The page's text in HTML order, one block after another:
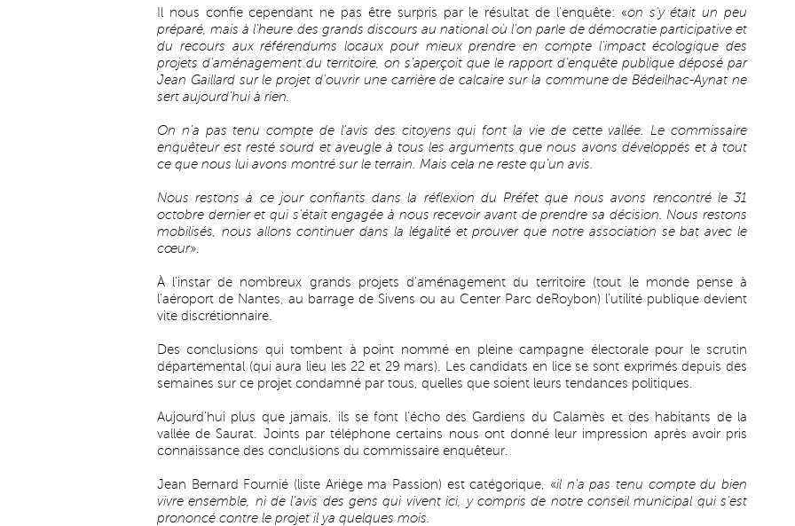
Il nous confie cependant ne pas être surpris par le résultat de l’enquête: «on s’y était un peu
préparé, mais à l’heure des grands discours au national où l’on parle de démocratie participative et
du recours aux référendums locaux pour mieux prendre en compte l’impact écologique des
projets d’aménagement du territoire, on s’aperçoit que le rapport d’enquête publique déposé par
Jean Gaillard sur le projet d’ouvrir une carrière de calcaire sur la commune de Bédeilhac-Aynat ne
sert aujourd’hui à rien.
On n’a pas tenu compte de l’avis des citoyens qui font la vie de cette vallée. Le commissaire
enquêteur est resté sourd et aveugle à tous les arguments que nous avons développés et à tout
ce que nous lui avons montré sur le terrain. Mais cela ne reste qu’un avis.
Nous restons à ce jour confiants dans la réflexion du Préfet que nous avons rencontré le 31
octobre dernier et qui s’était engagée à nous recevoir avant de prendre sa décision. Nous restons
mobilisés, nous allons continuer dans la légalité et prouver que notre association se bat avec le
cœur».
À l’instar de nombreux grands projets d’aménagement du territoire (tout le monde pense à
l’aéroport de Nantes, au barrage de Sivens ou au Center Parc deRoybon) l’utilité publique devient
vite discrétionnaire.
Des conclusions qui tombent à point nommé en pleine campagne électorale pour le scrutin
départemental (qui aura lieu les 22 et 29 mars). Les candidats en lice se sont exprimés depuis des
semaines sur ce projet condamné par tous, quelles que soient leurs tendances politiques.
Aujourd’hui plus que jamais, ils se font l’écho des Gardiens du Calamès et des habitants de la
vallée de Saurat. Joints par téléphone certains nous ont donné leur impression après avoir pris
connaissance des conclusions du commissaire enquêteur.
Jean Bernard Fournié (liste Ariège ma Passion) est catégorique, «il n’a pas tenu compte du bien
vivre ensemble, ni de l’avis des gens qui vivent ici, y compris de notre conseil municipal qui s’est
prononcé contre le projet il ya quelques mois.